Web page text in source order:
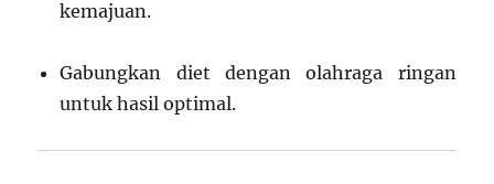
kemajuan.
Gabungkan diet dengan olahraga ringan
untuk hasil optimal.